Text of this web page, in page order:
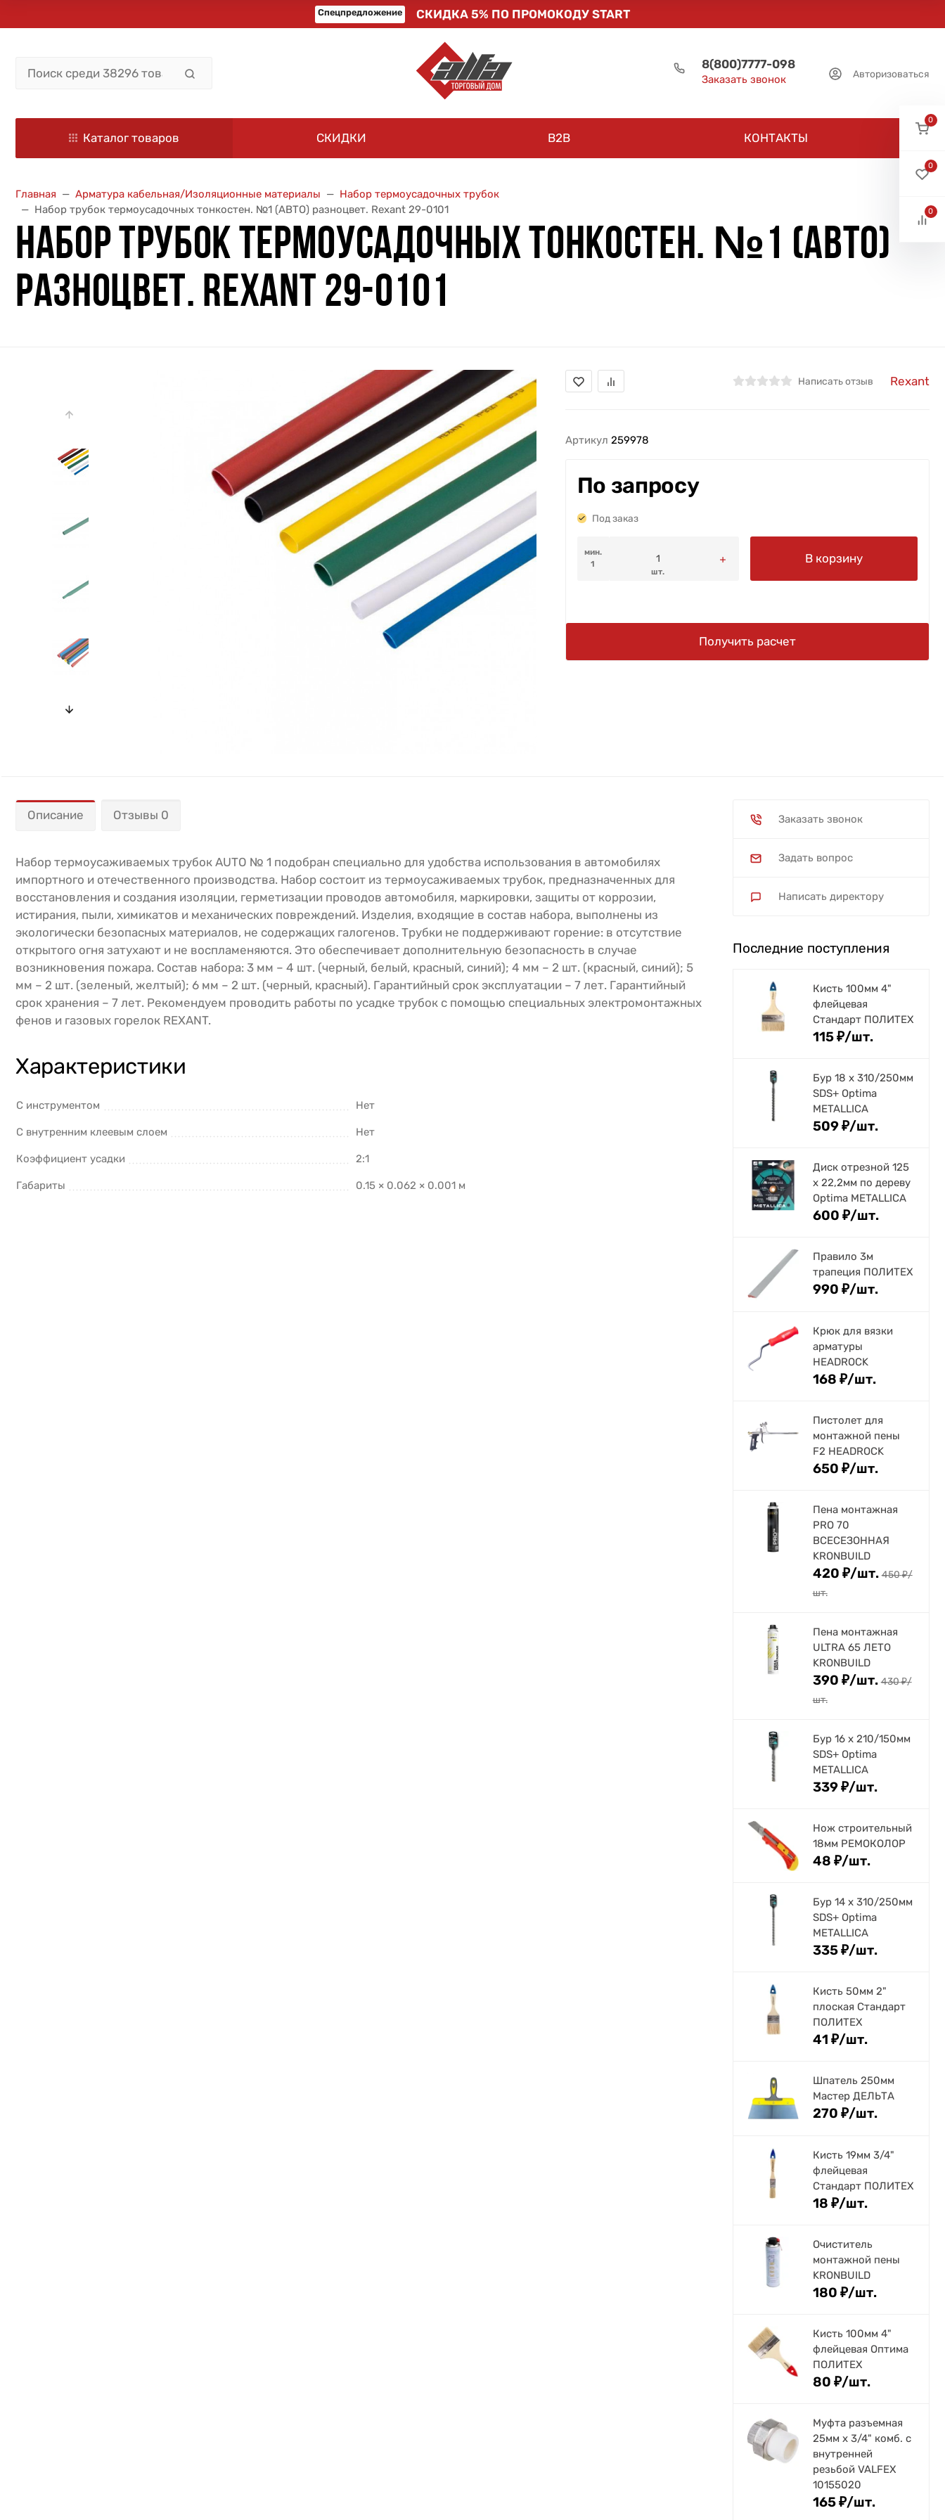
Спецпредложение СКИДКА 5% ПО ПРОМОКОДУ START
8(800)7777-098
Заказать звонок Авторизоваться
Каталог товаров СКИДКИ B2B КОНТАКТЫ
Главная Арматура кабельная/Изоляционные материалы
Набор термоусадочных трубок
Набор трубок термоусадочных тонкостен. №1 (АВТО) разноцвет. Rexant 29-0101
НАБОР ТРУБОК ТЕРМОУСАДОЧНЫХ ТОНКОСТЕН. №1 (АВТО)
РАЗНОЦВЕТ. REXANT 29-0101
Написать отзыв Rexant
Артикул 259978
По запросу
Под заказ
мин.
1
шт.
В корзину
Получить расчет
Описание Отзывы 0
Набор термоусаживаемых трубок AUTO № 1 подобран специально для удобства использования в автомобилях
импортного и отечественного производства. Набор состоит из термоусаживаемых трубок, предназначенных для
восстановления и создания изоляции, герметизации проводов автомобиля, маркировки, защиты от коррозии,
истирания, пыли, химикатов и механических повреждений. Изделия, входящие в состав набора, выполнены из
экологически безопасных материалов, не содержащих галогенов. Трубки не поддерживают горение: в отсутствие
открытого огня затухают и не воспламеняются. Это обеспечивает дополнительную безопасность в случае
возникновения пожара. Состав набора: 3 мм – 4 шт. (черный, белый, красный, синий); 4 мм – 2 шт. (красный, синий); 5
мм – 2 шт. (зеленый, желтый); 6 мм – 2 шт. (черный, красный). Гарантийный срок эксплуатации – 7 лет. Гарантийный
срок хранения – 7 лет. Рекомендуем проводить работы по усадке трубок с помощью специальных электромонтажных
фенов и газовых горелок REXANT.
Характеристики
С инструментом Нет
С внутренним клеевым слоем Нет
Коэффициент усадки 2:1
Габариты 0.15 × 0.062 × 0.001 м
Заказать звонок
Задать вопрос
Написать директору
Последние поступления
Кисть 100мм 4"
флейцевая
Стандарт ПОЛИТЕХ
115₽/шт.
Бур 18 х 310/250мм
SDS+ Optima
METALLICA
509₽/шт.
Диск отрезной 125
x 22,2мм по дереву
Optima METALLICA
600 ₽/шт.
Правило 3м
трапеция ПОЛИТЕХ
990 ₽/шт.
Крюк для вязки
арматуры
HEADROCK
168 ₽/шт.
Пистолет для
монтажной пены
F2 HEADROCK
650 ₽/шт.
Пена монтажная
PRO 70
ВСЕСЕЗОННАЯ
KRONBUILD
420 ₽/шт. 450₽/
шт.
Пена монтажная
ULTRA 65 ЛЕТО
KRONBUILD
390 ₽/шт. 430₽/
шт.
Бур 16 х 210/150мм
SDS+ Optima
METALLICA
339₽/шт.
Нож строительный
18мм РЕМОКОЛОР
48 ₽/шт.
Бур 14 х 310/250мм
SDS+ Optima
METALLICA
335₽/шт.
Кисть 50мм 2"
плоская Стандарт
ПОЛИТЕХ
41 ₽/шт.
Шпатель 250мм
Мастер ДЕЛЬТА
270 ₽/шт.
Кисть 19мм 3/4"
флейцевая
Стандарт ПОЛИТЕХ
18 ₽/шт.
Очиститель
монтажной пены
KRONBUILD
180 ₽/шт.
Кисть 100мм 4"
флейцевая Оптима
ПОЛИТЕХ
80 ₽/шт.
Муфта разъемная
25мм х 3/4" комб. с
внутренней
резьбой VALFEX
10155020
165₽/шт.
0
0
0